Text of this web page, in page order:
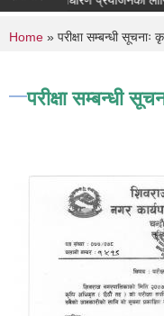
You are here
Home » परीक्षा सम्बन्धी
परीक्षा सम्बन्धी